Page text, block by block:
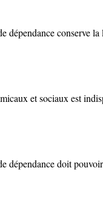
dépendance conserve
et sociaux est
dépendance doit